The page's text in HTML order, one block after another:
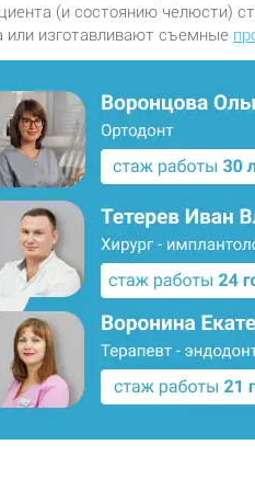
(и состоянию челюсти)
или изготавливают съемные